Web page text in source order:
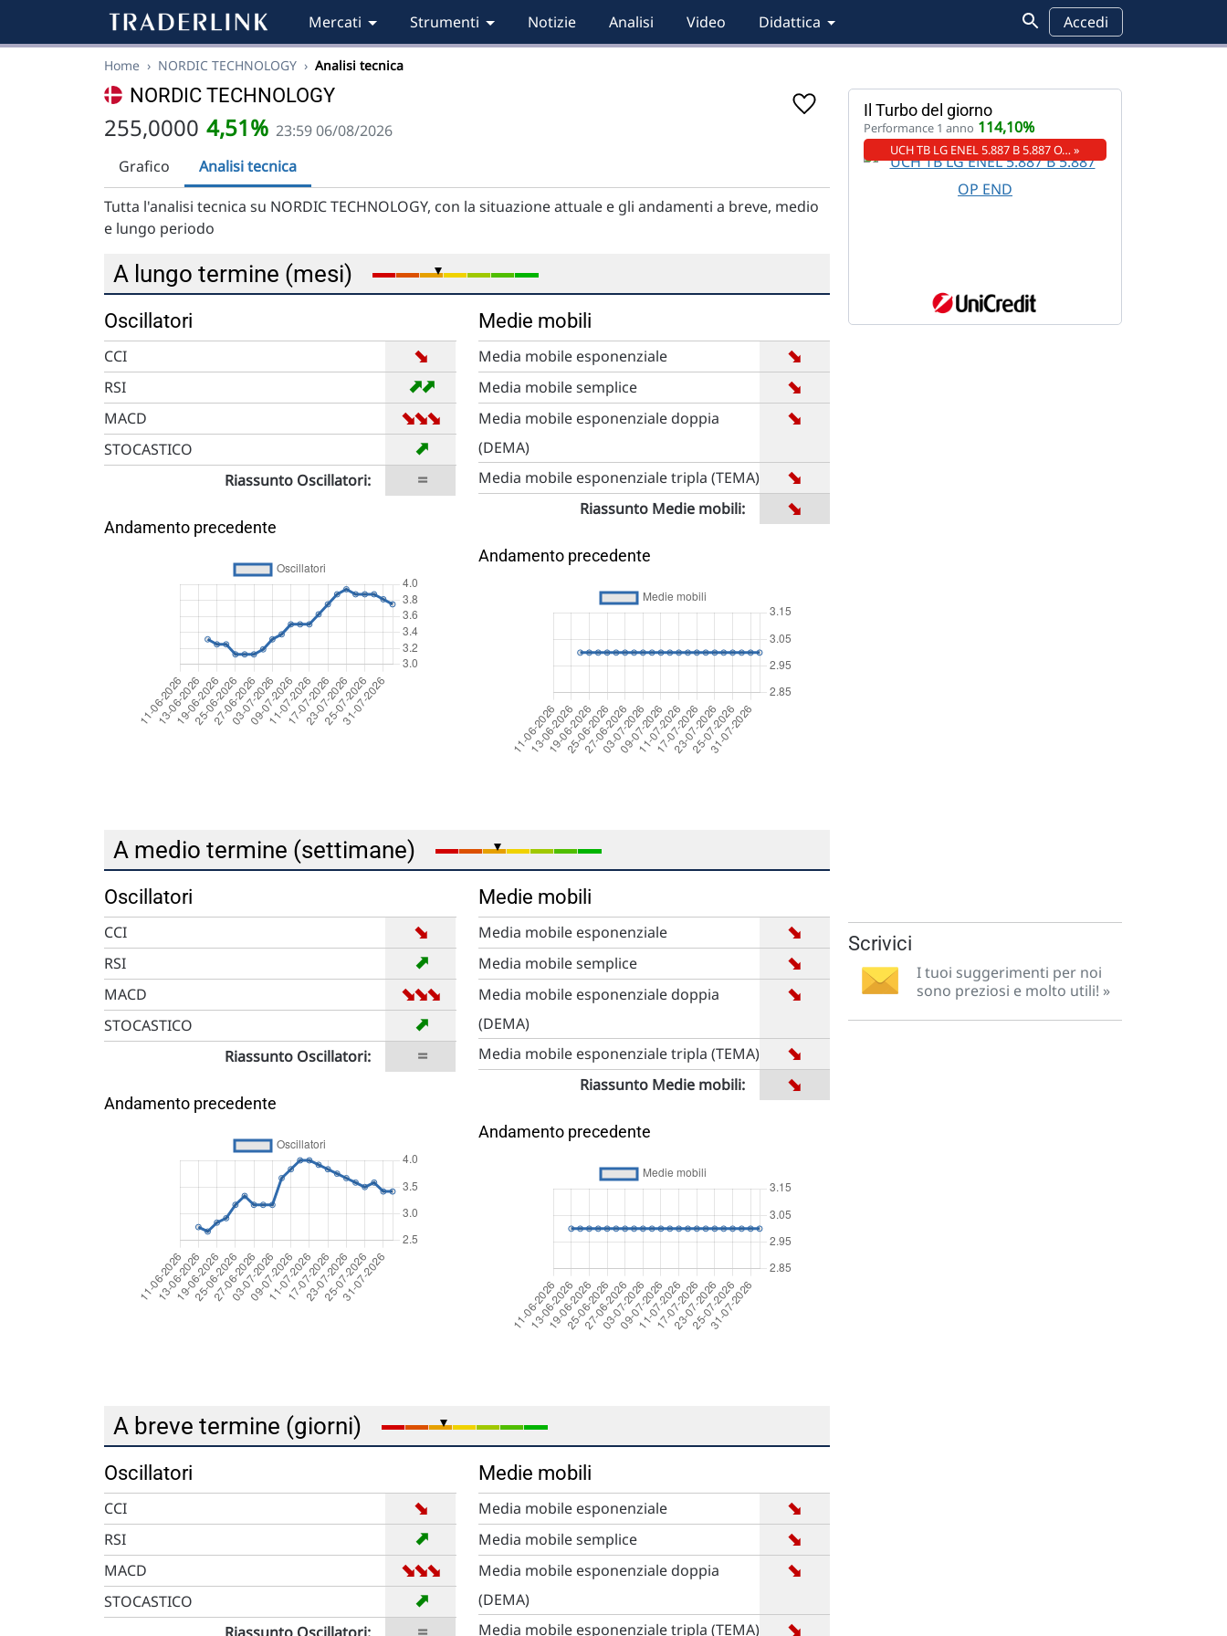
Mercati Strumenti Notizie Analisi Video Didattica Accedi
Home › NORDIC TECHNOLOGY › Analisi tecnica
NORDIC TECHNOLOGY
255,0000 4,51% 23:59 06/08/2026
Grafico
Analisi tecnica
Tutta l'analisi tecnica su NORDIC TECHNOLOGY, con la situazione attuale e gli andamenti a breve, medio
e lungo periodo
A lungo termine (mesi)
Oscillatori
CCI ➡
RSI ➡
➡
MACD ➡
➡
➡
STOCASTICO ➡
Riassunto Oscillatori: =
Andamento precedente
Medie mobili
Media mobile esponenziale ➡
Media mobile semplice ➡
Media mobile esponenziale doppia
(DEMA)
➡
Media mobile esponenziale tripla (TEMA) ➡
Riassunto Medie mobili: ➡
Andamento precedente
A medio termine (settimane)
Oscillatori
CCI ➡
RSI ➡
MACD ➡
➡
➡
STOCASTICO ➡
Riassunto Oscillatori: =
Andamento precedente
Medie mobili
Media mobile esponenziale ➡
Media mobile semplice ➡
Media mobile esponenziale doppia
(DEMA)
➡
Media mobile esponenziale tripla (TEMA) ➡
Riassunto Medie mobili: ➡
Andamento precedente
A breve termine (giorni)
Oscillatori
CCI ➡
RSI ➡
MACD ➡
➡
➡
STOCASTICO ➡
Medie mobili
Media mobile esponenziale ➡
Media mobile semplice ➡
Media mobile esponenziale doppia
(DEMA)
➡
Media mobile esponenziale tripla (TEMA) ➡
Il Turbo del giorno
Performance 1 anno 114,10%
UCH TB LG ENEL 5.887 B 5.887 O… »
Scrivici
I tuoi suggerimenti per noi
sono preziosi e molto utili! »